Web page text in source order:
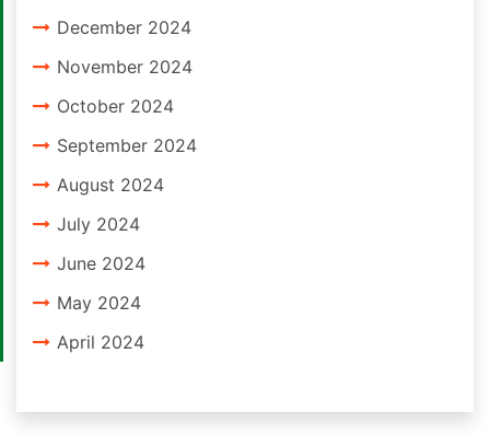
December 2024
November 2024
October 2024
September 2024
August 2024
July 2024
June 2024
May 2024
April 2024